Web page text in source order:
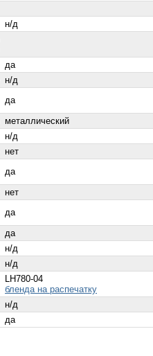
н/д
да
н/д
да
металлический
н/д
нет
да
нет
да
да
н/д
н/д
LH780-04
бленда на распечатку
н/д
да